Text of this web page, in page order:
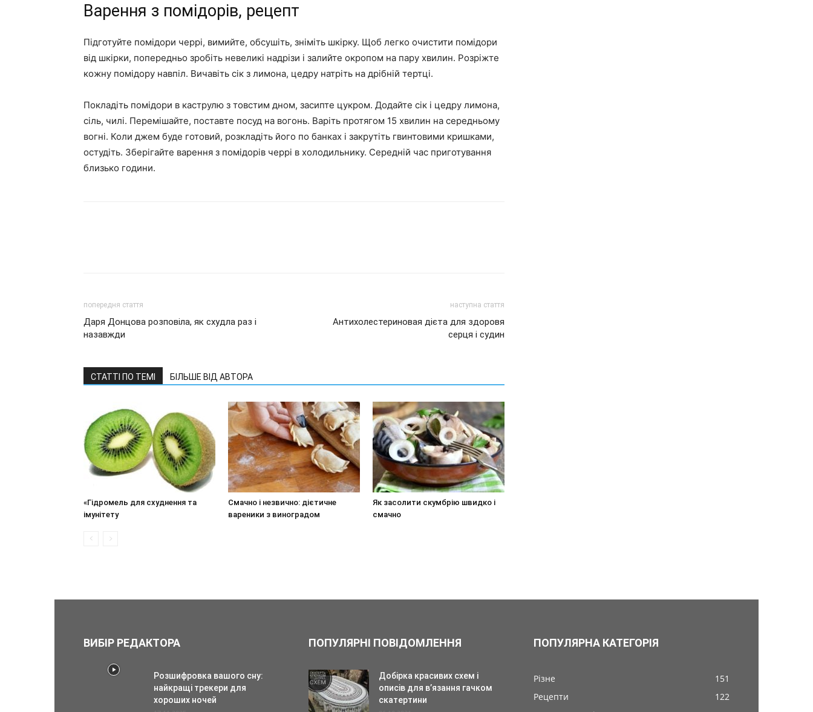
Варення з помідорів, рецепт
Підготуйте помідори черрі, вимийте, обсушіть, зніміть шкірку. Щоб легко очистити помідори
від шкірки, попередньо зробіть невеликі надрізи і залийте окропом на пару хвилин. Розріжте
кожну помідору навпіл. Вичавіть сік з лимона, цедру натріть на дрібній тертці.
Покладіть помідори в каструлю з товстим дном, засипте цукром. Додайте сік і цедру лимона,
сіль, чилі. Перемішайте, поставте посуд на вогонь. Варіть протягом 15 хвилин на середньому
вогні. Коли джем буде готовий, розкладіть його по банках і закрутіть гвинтовими кришками,
остудіть. Зберігайте варення з помідорів черрі в холодильнику. Середній час приготування
близько години.
попередня стаття
Даря Донцова розповіла, як схудла раз і
назавжди
наступна стаття
Антихолестериновая дієта для здоровя
серця і судин
СТАТТІ ПО ТЕМІ БІЛЬШЕ ВІД АВТОРА
«Гідромель для схуднення та
імунітету
Смачно і незвично: дієтичне
вареники з виноградом
Як засолити скумбрію швидко і
смачно
ВИБІР РЕДАКТОРА
Розшифровка вашого сну:
найкращі трекери для
хороших ночей
ПОПУЛЯРНІ ПОВІДОМЛЕННЯ
Добірка красивих схем і
описів для в’язання гачком
скатертини
ПОПУЛЯРНА КАТЕГОРІЯ
Різне
151
Рецепти
122